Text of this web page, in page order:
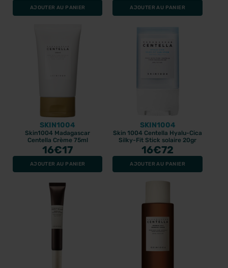
AJOUTER AU PANIER AJOUTER AU PANIER
SKIN1004
Skin1004 Madagascar
Centella Crème 75ml
16€17
AJOUTER AU PANIER
SKIN1004
Skin 1004 Centella Hyalu-Cica
Silky-Fit Stick solaire 20gr
16€72
AJOUTER AU PANIER